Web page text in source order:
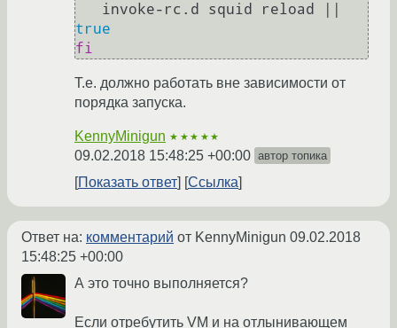
true
fi
Т.е. должно работать вне зависимости от
порядка запуска.
KennyMinigun ★★★★★
09.02.2018 15:48:25 +00:00 автор топика
Показать ответ Ссылка
Ответ на: комментарий от KennyMinigun 09.02.2018
15:48:25 +00:00
А это точно выполняется?
Если отребутить VM и на отлынивающем